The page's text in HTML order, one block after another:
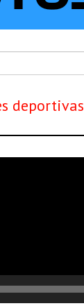
deportivas